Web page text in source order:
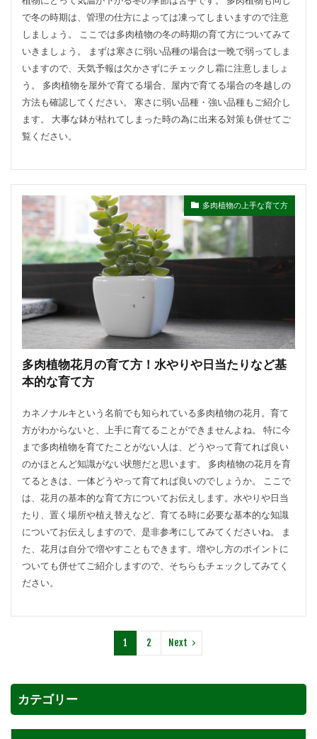
で冬の時期は、管理の仕方によっては凍ってしまいますので注意
しましょう。 ここでは多肉植物の冬の時期の育て方についてみて
いきましょう。 まずは寒さに弱い品種の場合は一晩で弱ってしま
いますので、天気予報は欠かさずにチェックし霜に注意しましょ
う。 多肉植物を屋外で育てる場合、屋内で育てる場合の冬越しの
方法も確認してください。 寒さに弱い品種・強い品種もご紹介し
ます。 大事な鉢が枯れてしまった時の為に出来る対策も併せてご
覧ください。
多肉植物の上手な育て方
多肉植物花月の育て方！水やりや日当たりなど基
本的な育て方
カネノナルキという名前でも知られている多肉植物の花月。育て
方がわからないと、上手に育てることができませんよね。 特に今
まで多肉植物を育てたことがない人は、どうやって育てれば良い
のかほとんど知識がない状態だと思います。 多肉植物の花月を育
てるときは、一体どうやって育てれば良いのでしょうか。 ここで
は、花月の基本的な育て方についてお伝えします。水やりや日当
たり、置く場所や植え替えなど、育てる時に必要な基本的な知識
についてお伝えしますので、是非参考にしてみてくださいね。 ま
た、花月は自分で増やすこともできます。増やし方のポイントに
ついても併せてご紹介しますので、そちらもチェックしてみてく
ださい。
1 2 Next
カテゴリー